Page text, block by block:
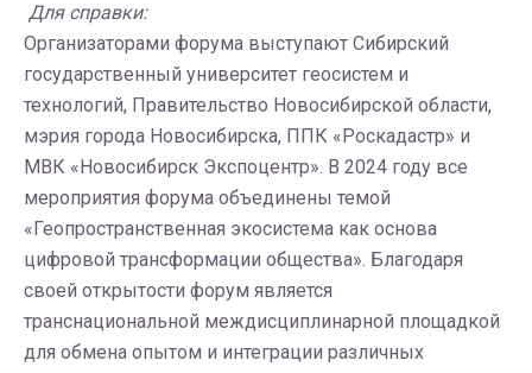
Для справки:
Организаторами форума выступают Сибирский
государственный университет геосистем и
технологий, Правительство Новосибирской области,
мэрия города Новосибирска, ППК «Роскадастр» и
МВК «Новосибирск Экспоцентр». В 2024 году все
мероприятия форума объединены темой
«Геопространственная экосистема как основа
цифровой трансформации общества». Благодаря
своей открытости форум является
транснациональной междисциплинарной площадкой
для обмена опытом и интеграции различных